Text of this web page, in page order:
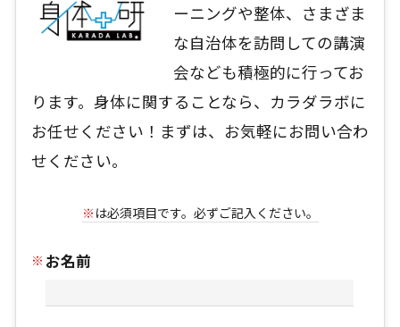
ーニングや整体、さまざま
な自治体を訪問しての講演
会なども積極的に行ってお
ります。身体に関することなら、カラダラボに
お任せください！まずは、お気軽にお問い合わ
せください。
※ は必須項目です。必ずご記入ください。
お名前